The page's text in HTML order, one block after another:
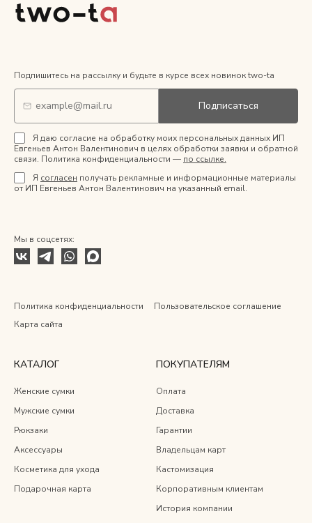
Подпишитесь на рассылку и будьте в курсе всех новинок two-ta
Подписаться
Я даю согласие на обработку моих персональных данных ИП
Евгеньев Антон Валентинович в целях обработки заявки и обратной
связи. Политика конфиденциальности — по ссылке.
Я согласен получать рекламные и информационные материалы
от ИП Евгеньев Антон Валентинович на указанный email.
Мы в соцсетях:
Политика конфиденциальности
Пользовательское соглашение
Карта сайта
КАТАЛОГ
Женские сумки
Мужские сумки
Рюкзаки
Аксессуары
Косметика для ухода
Подарочная карта
ПОКУПАТЕЛЯМ
Оплата
Доставка
Гарантии
Владельцам карт
Кастомизация
Корпоративным клиентам
История компании